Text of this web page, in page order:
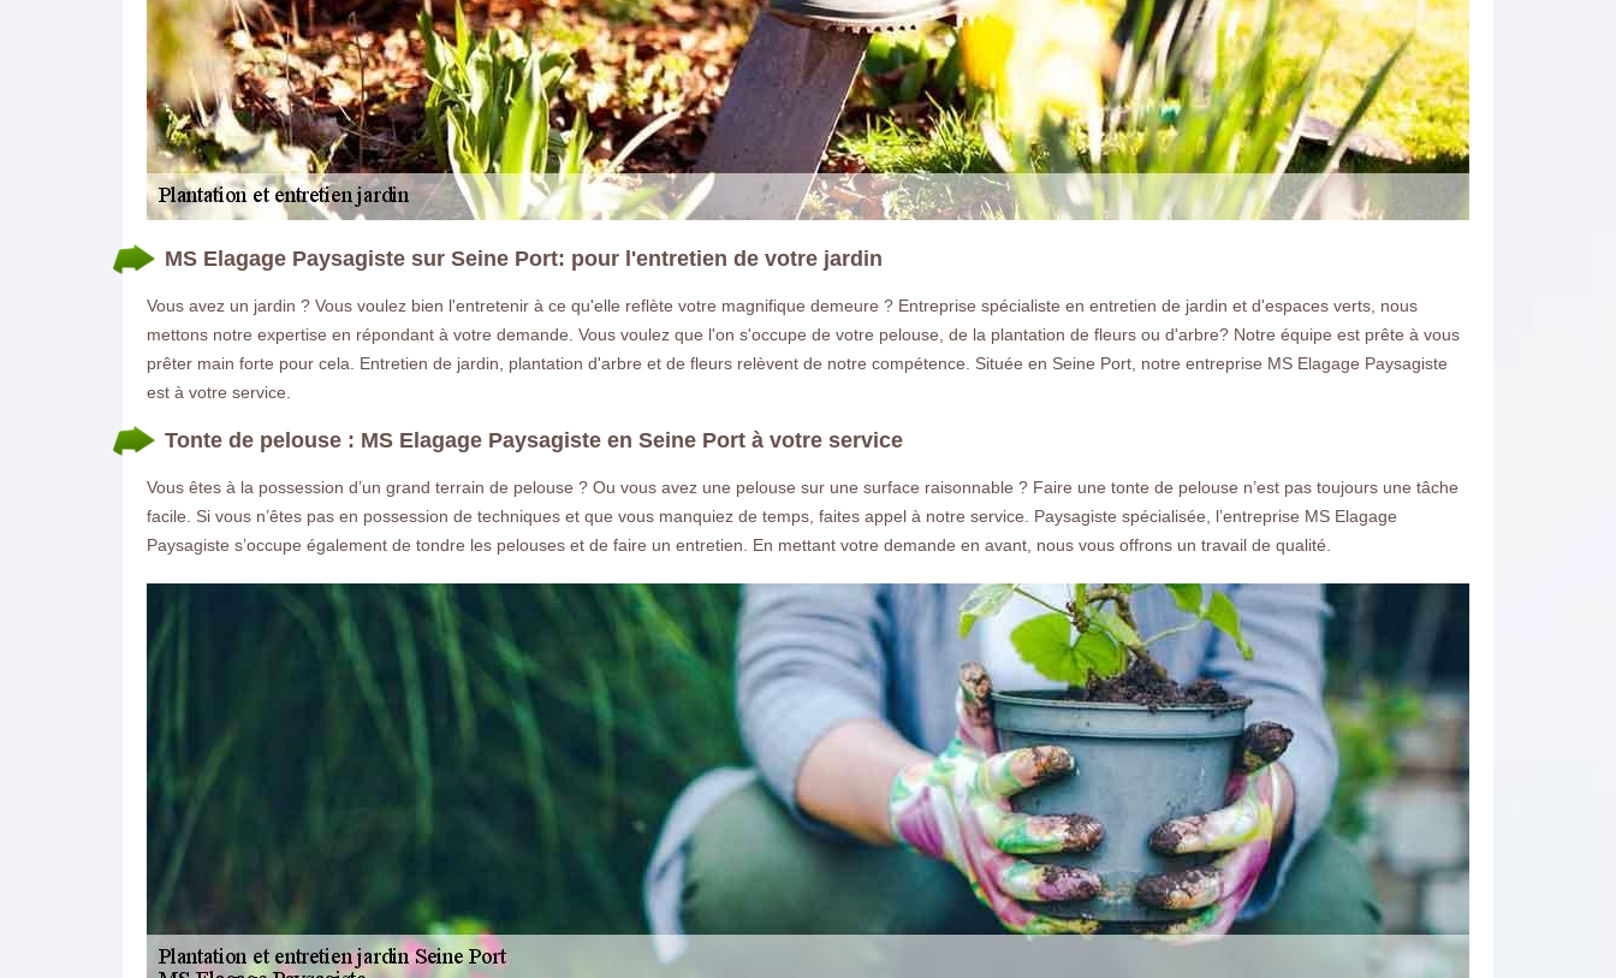
MS Elagage Paysagiste sur Seine Port: pour l'entretien de votre jardin
Vous avez un jardin ? Vous voulez bien l'entretenir à ce qu'elle reflète votre magnifique demeure ? Entreprise spécialiste en entretien de jardin et d'espaces verts, nous
mettons notre expertise en répondant à votre demande. Vous voulez que l'on s'occupe de votre pelouse, de la plantation de fleurs ou d'arbre? Notre équipe est prête à vous
prêter main forte pour cela. Entretien de jardin, plantation d'arbre et de fleurs relèvent de notre compétence. Située en Seine Port, notre entreprise MS Elagage Paysagiste
est à votre service.
Tonte de pelouse : MS Elagage Paysagiste en Seine Port à votre service
Vous êtes à la possession d’un grand terrain de pelouse ? Ou vous avez une pelouse sur une surface raisonnable ? Faire une tonte de pelouse n’est pas toujours une tâche
facile. Si vous n’êtes pas en possession de techniques et que vous manquiez de temps, faites appel à notre service. Paysagiste spécialisée, l’entreprise MS Elagage
Paysagiste s’occupe également de tondre les pelouses et de faire un entretien. En mettant votre demande en avant, nous vous offrons un travail de qualité.